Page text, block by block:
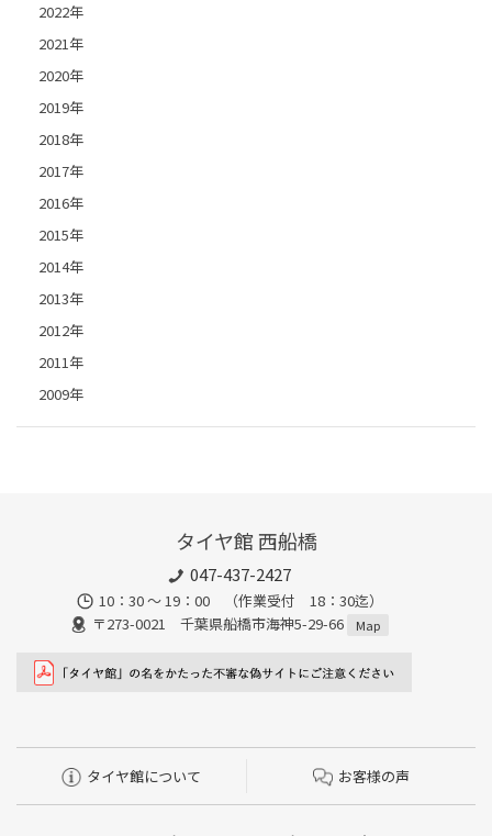
2022年
2021年
2020年
2019年
2018年
2017年
2016年
2015年
2014年
2013年
2012年
2011年
2009年
タイヤ館 西船橋
047-437-2427
10：30 ～ 19：00 （作業受付 18：30迄）
〒273-0021 千葉県船橋市海神5-29-66
Map
タイヤ館について お客様の声